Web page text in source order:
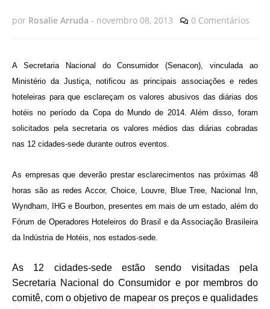
por Rosalie Arruda - novembro 08, 2013 0 Comentários
A Secretaria Nacional do Consumidor (Senacon), vinculada ao
Ministério da Justiça, notificou as principais associações e redes
hoteleiras para que esclareçam os valores abusivos das diárias dos
hotéis no período da Copa do Mundo de 2014. Além disso, foram
solicitados pela secretaria os valores médios das diárias cobradas
nas 12 cidades-sede durante outros eventos.
As empresas que deverão prestar esclarecimentos nas próximas 48
horas são as redes Accor, Choice, Louvre, Blue Tree, Nacional Inn,
Wyndham, IHG e Bourbon, presentes em mais de um estado, além do
Fórum de Operadores Hoteleiros do Brasil e da Associação Brasileira
da Indústria de Hotéis, nos estados-sede.
As 12 cidades-sede estão sendo visitadas pela
Secretaria Nacional do Consumidor e por membros do
comitê, com o objetivo de mapear os preços e qualidades